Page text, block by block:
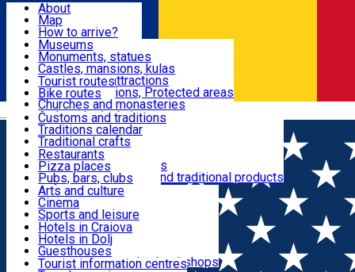
Română
Attractions
Routes
Customs, Traditions
Food & Drinks
Leisure & Fun
Accommodation
Useful
About
Map
How to arrive?
Recommendations
Tourist attractions
News
Museums
Monuments, statues
Castles, mansions, kulas
Architectural attractions
Natural attractions, Protected areas
Churches and monasteries
Archaeological sites
Parks and gardens
Tourist routes
Bike routes
Customs and traditions
Traditions calendar
Traditional crafts
Traditional cuisine
Wineries and vineyards
Local manufacturers and traditional products
Restaurants
Pizza places
Pubs, bars, clubs
Cafes and teahouses
Sweets and ice cream
Fast-food
Arts and culture
Cinema
Sports and leisure
Horse riding
Swimming pools
Zoo
Shopping, souvenirs, bookshops
Hotels in Craiova
Hotels in Dolj
Guesthouses
Villas
Tourist information centres